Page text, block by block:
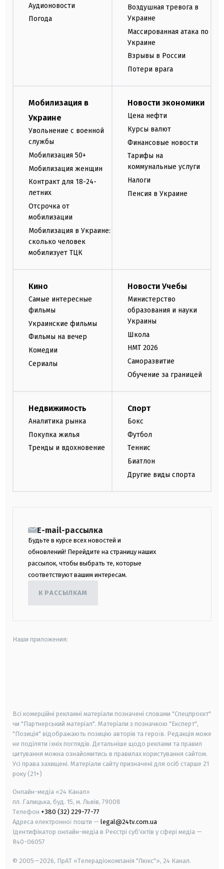
Аудионовости
Погода
Воздушная тревога в
Украине
Массированная атака по
Украине
Взрывы в России
Потери врага
Мобилизация в
Украине
Увольнение с военной
службы
Мобилизация 50+
Мобилизация женщин
Контракт для 18-24-
летних
Отсрочка от
мобилизации
Мобилизация в Украине:
сколько человек
мобилизует ТЦК
Новости экономики
Цена нефти
Курсы валют
Финансовые новости
Тарифы на
коммунальные услуги
Налоги
Пенсия в Украине
Кино
Самые интересные
фильмы
Украинские фильмы
Фильмы на вечер
Комедии
Сериалы
Новости Учебы
Министерство
образования и науки
Украины
Школа
НМТ 2026
Саморазвитие
Обучение за границей
Недвижимость
Аналитика рынка
Покупка жилья
Тренды и вдохновение
Спорт
Бокс
Футбол
Теннис
Биатлон
Другие виды спорта
E-mail-рассылка
Будьте в курсе всех новостей и
обновлений! Перейдите на страницу наших
рассылок, чтобы выбрать те, которые
соответствуют вашим интересам.
К РАССЫЛКАМ
Наши приложения:
Всі комерційні рекламні матеріали позначені словами "Спецпроєкт"
чи "Партнерський матеріал". Матеріали з позначкою "Експерт",
"Позиція" відображають позицію авторів та героїв. Редакція може
не поділяти їхніх поглядів. Детальніше щодо реклами та правил
цитування можна ознайомитись в правилах користування сайтом.
Усі права захищені. Матеріали сайту призначені для осіб старше 21
року (21+)
Онлайн-медіа «24 Канал»
пл. Галицька, буд. 15, м. Львів, 79008
Телефон +380 (32) 229-77-77
Адреса електронної пошти — legal@24tv.com.ua
Ідентифікатор онлайн-медіа в Реєстрі суб'єктів у сфері медіа —
R40-06057
© 2005—2026, ПрАТ «Телерадіокомпанія "Люкс"», 24 Канал.